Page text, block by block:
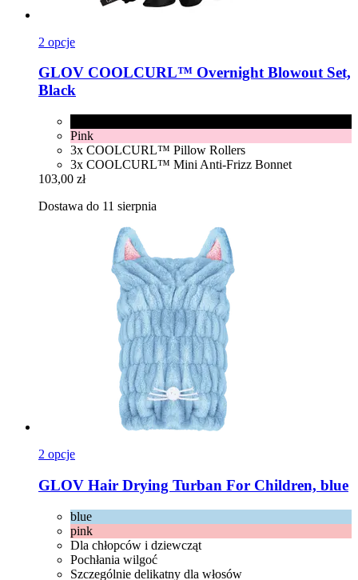
2 opcje
GLOV COOLCURL™ Overnight Blowout Set,
Black
Pink
3x COOLCURL™ Pillow Rollers
3x COOLCURL™ Mini Anti-Frizz Bonnet
103,00 zł
Dostawa do 11 sierpnia
2 opcje
GLOV Hair Drying Turban For Children, blue
blue
pink
Dla chłopców i dziewcząt
Pochłania wilgoć
Szczególnie delikatny dla włosów